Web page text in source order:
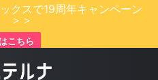
クスで19周年キャンペーン
＞＞
こちら